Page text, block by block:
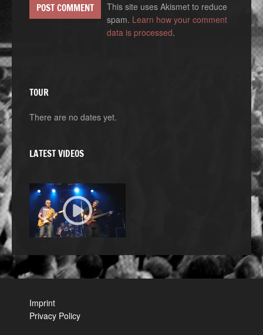
This site uses Akismet to reduce
spam. Learn how your comment
data is processed.
TOUR
There are no dates yet.
LATEST VIDEOS
Imprint
Privacy Policy